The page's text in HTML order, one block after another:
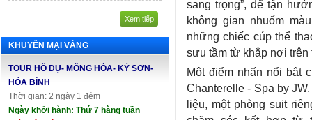
Xem tiếp
KHUYẾN MẠI VÀNG
TOUR HỒ DỤ- MÔNG HÓA- KỲ SƠN-
HÒA BÌNH
Thời gian: 2 ngày 1 đêm
Ngày khởi hành: Thứ 7 hàng tuần
sang trọng”, để tận
không gian nhuốm
những chiếc cúp thể
sưu tầm từ khắp nơi trên
Một điểm nhấn nổi bật
Chanterelle - Spa by
liệu, một phòng suit